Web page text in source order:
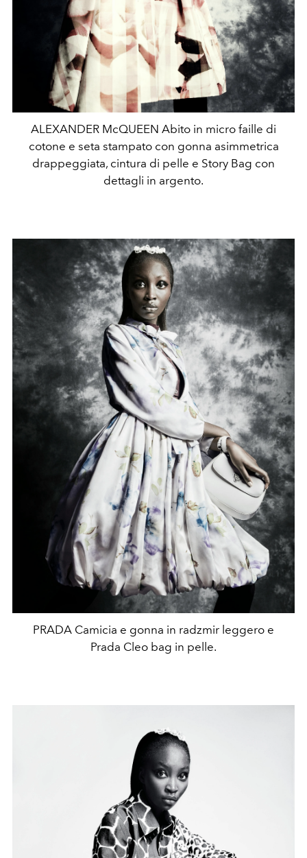
ALEXANDER McQUEEN Abito in micro faille di
cotone e seta stampato con gonna asimmetrica
drappeggiata, cintura di pelle e Story Bag con
dettagli in argento.
PRADA Camicia e gonna in radzmir leggero e
Prada Cleo bag in pelle.